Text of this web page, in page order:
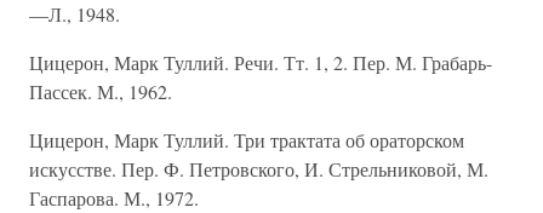
—Л., 1948.
Цицерон, Марк Туллий. Речи. Тт. 1, 2. Пер. М. Грабарь-
Пассек. М., 1962.
Цицерон, Марк Туллий. Три трактата об ораторском
искусстве. Пер. Ф. Петровского, И. Стрельниковой, М.
Гаспарова. М., 1972.